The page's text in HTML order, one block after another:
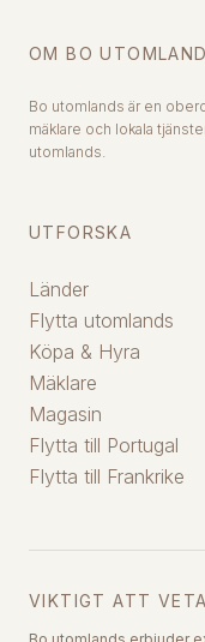
OM BO
Bo utomlands är en
mäklare och lokala
utomlands.
UTFORSKA
Länder
Flytta utomlands
Köpa & Hyra
Mäklare
Magasin
Flytta till Portugal
Flytta till Frankrike
VIKTIGT ATT VETA